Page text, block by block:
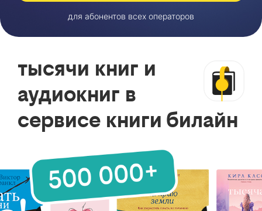
для абонентов всех операторов
тысячи книг и
аудиокниг в
сервисе книги билайн